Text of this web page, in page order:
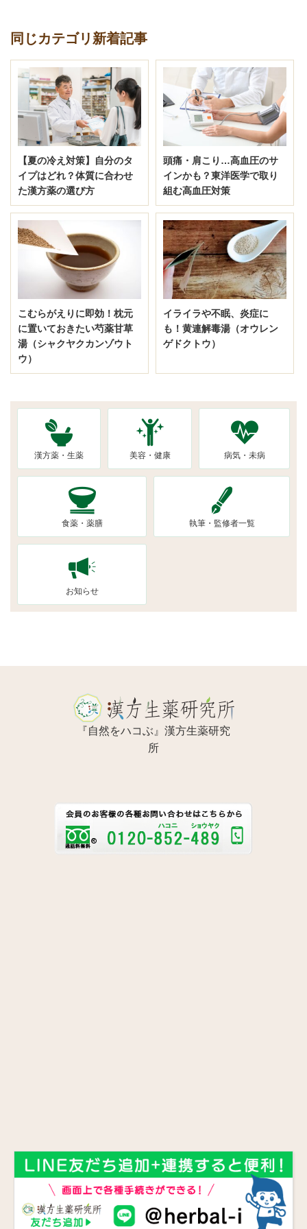
同じカテゴリ新着記事
【夏の冷え対策】自分のタ
イプはどれ？体質に合わせ
た漢方薬の選び方
頭痛・肩こり…高血圧のサ
インかも？東洋医学で取り
組む高血圧対策
こむらがえりに即効！枕元
に置いておきたい芍薬甘草
湯（シャクヤクカンゾウト
ウ）
イライラや不眠、炎症に
も！黄連解毒湯（オウレン
ゲドクトウ）
漢方薬・生薬 美容・健康 病気・未病
食薬・薬膳 執筆・監修者一覧
お知らせ
『自然をハコぶ』漢方生薬研究
所